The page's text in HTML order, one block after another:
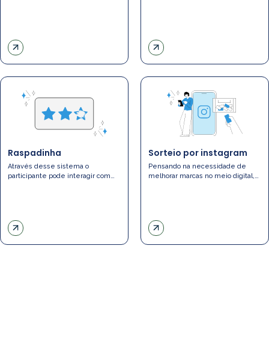
Raspadinha
Através desse sistema o
participante pode interagir com…
Sorteio por instagram
Pensando na necessidade de
melhorar marcas no meio digital,…